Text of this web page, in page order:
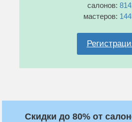
салонов:
мастеров:
Скидки до 80% от